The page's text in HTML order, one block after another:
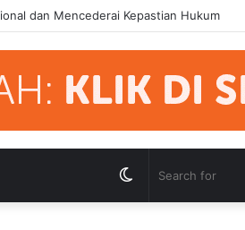
Pihak Hormati Supremasi Hukum
Switch